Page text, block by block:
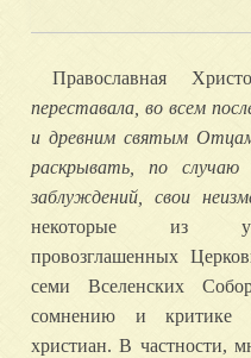
Православная
переставала, во всем
и древним святым
раскрывать, по случаю
заблуждений, свои
некоторые из
провозглашенных
семи Вселенских
сомнению и критике
христиан. В частности,